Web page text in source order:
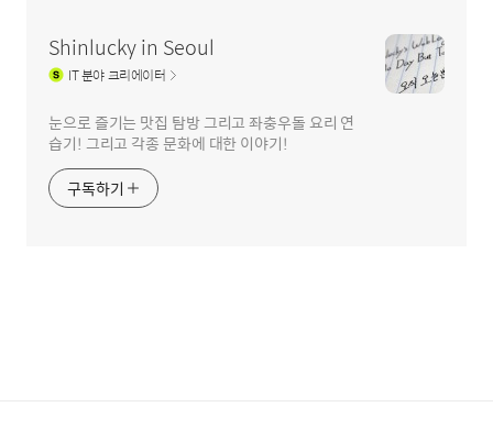
Shinlucky in Seoul
IT분야 크리에이터
눈으로 즐기는 맛집 탐방 그리고 좌충우돌 요리 연
습기! 그리고 각종 문화에 대한 이야기!
구독하기